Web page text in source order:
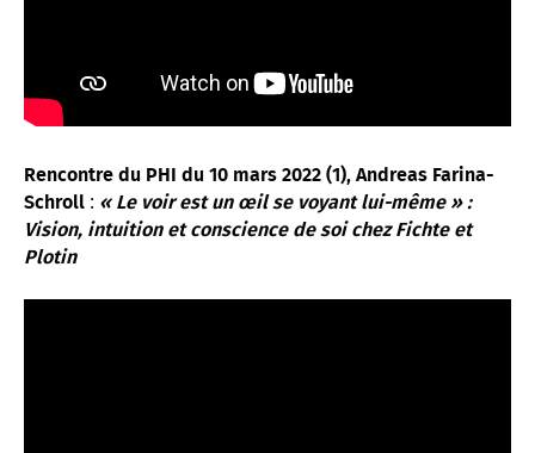
Rencontre du PHI du 10 mars 2022 (1), Andreas Farina-
Schroll : « Le voir est un œil se voyant lui-même » :
Vision, intuition et conscience de soi chez Fichte et
Plotin